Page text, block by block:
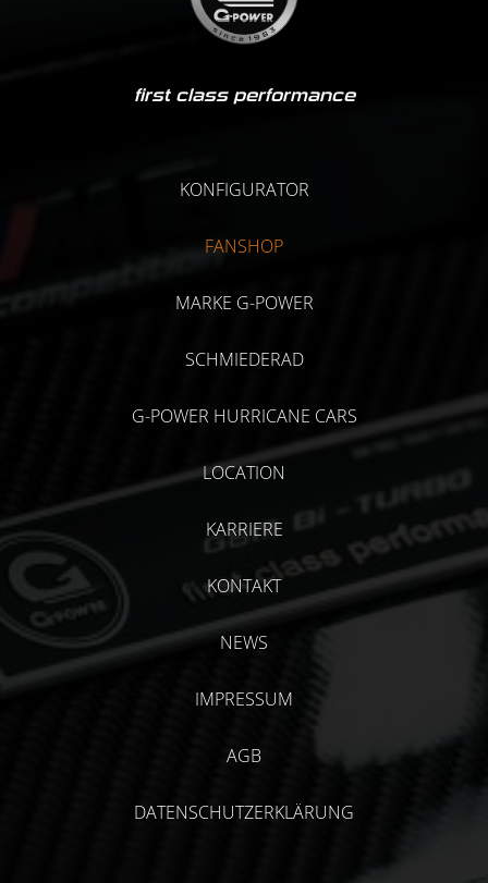
first class performance
KONFIGURATOR
FANSHOP
MARKE G-POWER
SCHMIEDERAD
G-POWER HURRICANE CARS
LOCATION
KARRIERE
KONTAKT
NEWS
IMPRESSUM
AGB
DATENSCHUTZERKLÄRUNG